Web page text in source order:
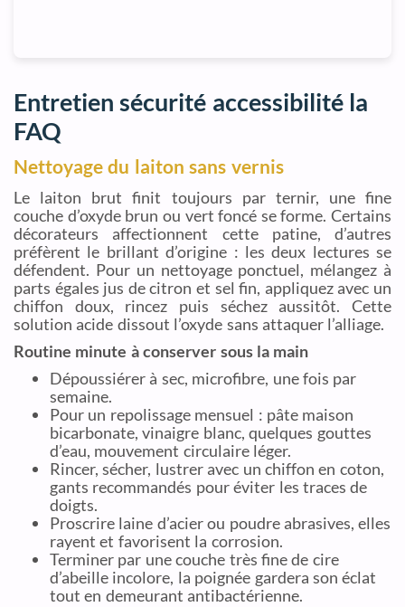
Entretien sécurité accessibilité la
FAQ
Nettoyage du laiton sans vernis
Le laiton brut finit toujours par ternir, une fine
couche d’oxyde brun ou vert foncé se forme. Certains
décorateurs affectionnent cette patine, d’autres
préfèrent le brillant d’origine : les deux lectures se
défendent. Pour un nettoyage ponctuel, mélangez à
parts égales jus de citron et sel fin, appliquez avec un
chiffon doux, rincez puis séchez aussitôt. Cette
solution acide dissout l’oxyde sans attaquer l’alliage.
Routine minute à conserver sous la main
Dépoussiérer à sec, microfibre, une fois par
semaine.
Pour un repolissage mensuel : pâte maison
bicarbonate, vinaigre blanc, quelques gouttes
d’eau, mouvement circulaire léger.
Rincer, sécher, lustrer avec un chiffon en coton,
gants recommandés pour éviter les traces de
doigts.
Proscrire laine d’acier ou poudre abrasives, elles
rayent et favorisent la corrosion.
Terminer par une couche très fine de cire
d’abeille incolore, la poignée gardera son éclat
tout en demeurant antibactérienne.